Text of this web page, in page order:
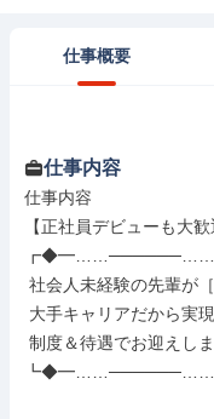
仕事概要
仕事内容
仕事内容
【正社員デビューも大歓